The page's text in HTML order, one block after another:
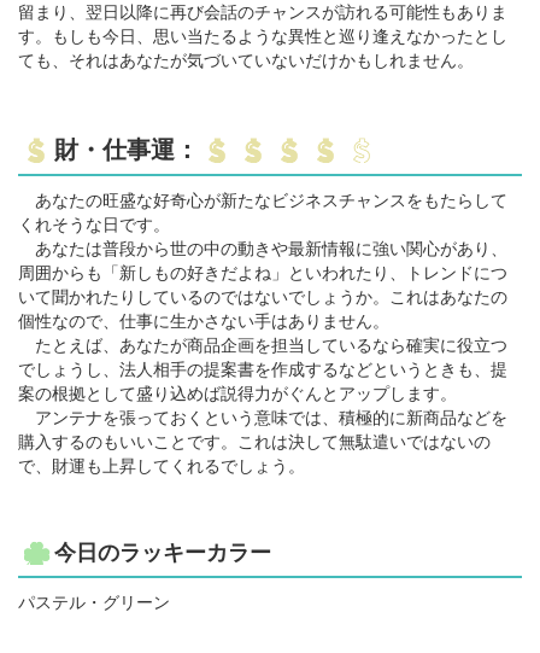
留まり、翌日以降に再び会話のチャンスが訪れる可能性もありま
す。もしも今日、思い当たるような異性と巡り逢えなかったとし
ても、それはあなたが気づいていないだけかもしれません。
財・仕事運：
あなたの旺盛な好奇心が新たなビジネスチャンスをもたらして
くれそうな日です。
あなたは普段から世の中の動きや最新情報に強い関心があり、
周囲からも「新しもの好きだよね」といわれたり、トレンドにつ
いて聞かれたりしているのではないでしょうか。これはあなたの
個性なので、仕事に生かさない手はありません。
たとえば、あなたが商品企画を担当しているなら確実に役立つ
でしょうし、法人相手の提案書を作成するなどというときも、提
案の根拠として盛り込めば説得力がぐんとアップします。
アンテナを張っておくという意味では、積極的に新商品などを
購入するのもいいことです。これは決して無駄遣いではないの
で、財運も上昇してくれるでしょう。
今日のラッキーカラー
パステル・グリーン